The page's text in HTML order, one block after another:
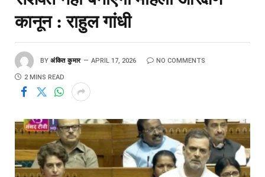
कानून : राहुल गांधी
BY अंकित कुमार APRIL 17, 2026 NO COMMENTS
2 MINS READ